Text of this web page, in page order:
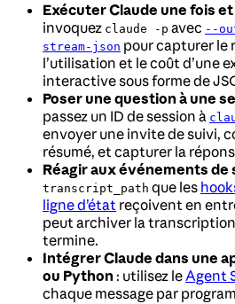
Exécuter Claude une fois
invoquez claude -p avec --
stream-json pour capturer le
l’utilisation et le coût d’une
interactive sous forme de
Poser une question à une
passez un ID de session à
envoyer une invite de suivi,
résumé, et capturer la
Réagir aux événements de
transcript_path que les
ligne d’état reçoivent en
peut archiver la transcription
termine.
Intégrer Claude dans une
ou Python : utilisez leAgent
chaque message par